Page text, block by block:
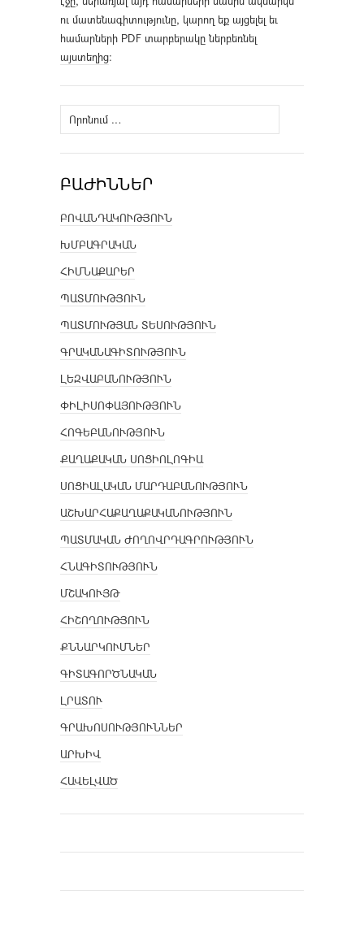
ու մատենագիտությունը, կարող եք այցելել եւ
համարների PDF տարբերակը ներբեռնել
այստեղից։
Որոնել՝
ԲԱԺԻՆՆԵՐ
ԲՈՎԱՆԴԱԿՈՒԹՅՈՒՆ
ԽՄԲԱԳՐԱԿԱՆ
ՀԻՄՆԱՔԱՐԵՐ
ՊԱՏՄՈՒԹՅՈՒՆ
ՊԱՏՄՈՒԹՅԱՆ ՏԵՍՈՒԹՅՈՒՆ
ԳՐԱԿԱՆԱԳԻՏՈՒԹՅՈՒՆ
ԼԵԶՎԱԲԱՆՈՒԹՅՈՒՆ
ՓԻԼԻՍՈՓԱՅՈՒԹՅՈՒՆ
ՀՈԳԵԲԱՆՈՒԹՅՈՒՆ
ՔԱՂԱՔԱԿԱՆ ՍՈՑԻՈԼՈԳԻԱ
ՍՈՑԻԱԼԱԿԱՆ ՄԱՐԴԱԲԱՆՈՒԹՅՈՒՆ
ԱՇԽԱՐՀԱՔԱՂԱՔԱԿԱՆՈՒԹՅՈՒՆ
ՊԱՏՄԱԿԱՆ ԺՈՂՈՎՐԴԱԳՐՈՒԹՅՈՒՆ
ՀՆԱԳԻՏՈՒԹՅՈՒՆ
ՄՇԱԿՈՒՅԹ
ՀԻՇՈՂՈՒԹՅՈՒՆ
ՔՆՆԱՐԿՈՒՄՆԵՐ
ԳԻՏԱԳՈՐԾՆԱԿԱՆ
ԼՐԱՏՈՒ
ԳՐԱԽՈՍՈՒԹՅՈՒՆՆԵՐ
ԱՐԽԻՎ
ՀԱՎԵԼՎԱԾ